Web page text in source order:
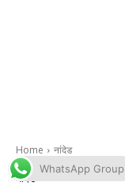
WhatsApp Group